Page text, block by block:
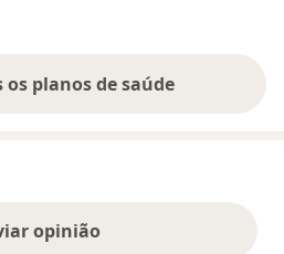
os planos de saúde
opinião